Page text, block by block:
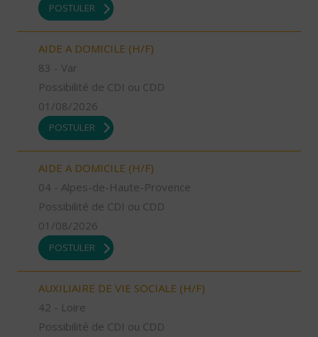
POSTULER
AIDE A DOMICILE (H/F)
83 - Var
Possibilité de CDI ou CDD
01/08/2026
POSTULER
AIDE A DOMICILE (H/F)
04 - Alpes-de-Haute-Provence
Possibilité de CDI ou CDD
01/08/2026
POSTULER
AUXILIAIRE DE VIE SOCIALE (H/F)
42 - Loire
Possibilité de CDI ou CDD